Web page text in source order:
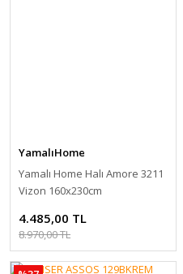
YamalıHome
Yamalı Home Halı Amore 3211
Vizon 160x230cm
4.485,00 TL
8.970,00 TL